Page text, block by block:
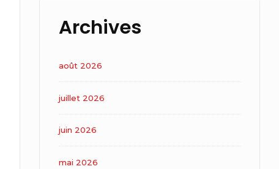
Archives
août 2026
juillet 2026
juin 2026
mai 2026